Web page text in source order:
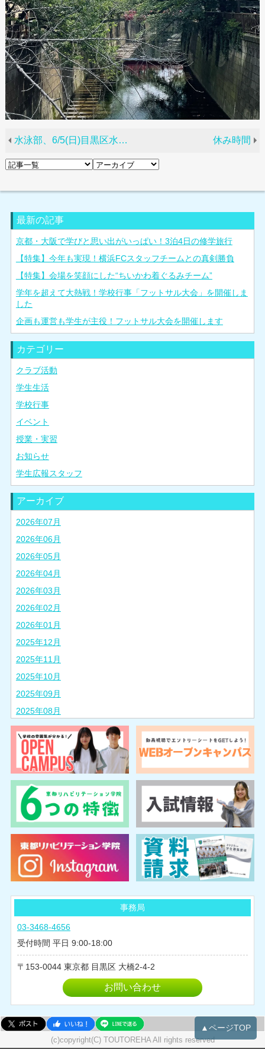
水泳部、6/5(日)目黒区水泳大会に出場します！ 休み時間
最新の記事
京都・大阪で学びと思い出がいっぱい！3泊4日の修学旅行
【特集】今年も実現！横浜FCスタッフチームとの真剣勝負
【特集】会場を笑顔にした“ちいかわ着ぐるみチーム”
学年を超えて大熱戦！学校行事「フットサル大会」を開催しま
した
企画も運営も学生が主役！フットサル大会を開催します
カテゴリー
クラブ活動
学生生活
学校行事
イベント
授業・実習
お知らせ
学生広報スタッフ
アーカイブ
2026年07月
2026年06月
2026年05月
2026年04月
2026年03月
2026年02月
2026年01月
2025年12月
2025年11月
2025年10月
2025年09月
2025年08月
2025年07月
2025年06月
2025年05月
2025年04月
2025年03月
2025年02月
2024年08月
2024年07月
2024年06月
2024年05月
2024年04月
2024年03月
2024年01月
2023年11月
2023年10月
2023年09月
事務局
03-3468-4656
受付時間 平日 9:00-18:00
153-0044 東京都 目黒区 大橋2-4-2
お問い合わせ
▲ページTOP
(c)copyright(C) TOUTOREHA All rights reserved